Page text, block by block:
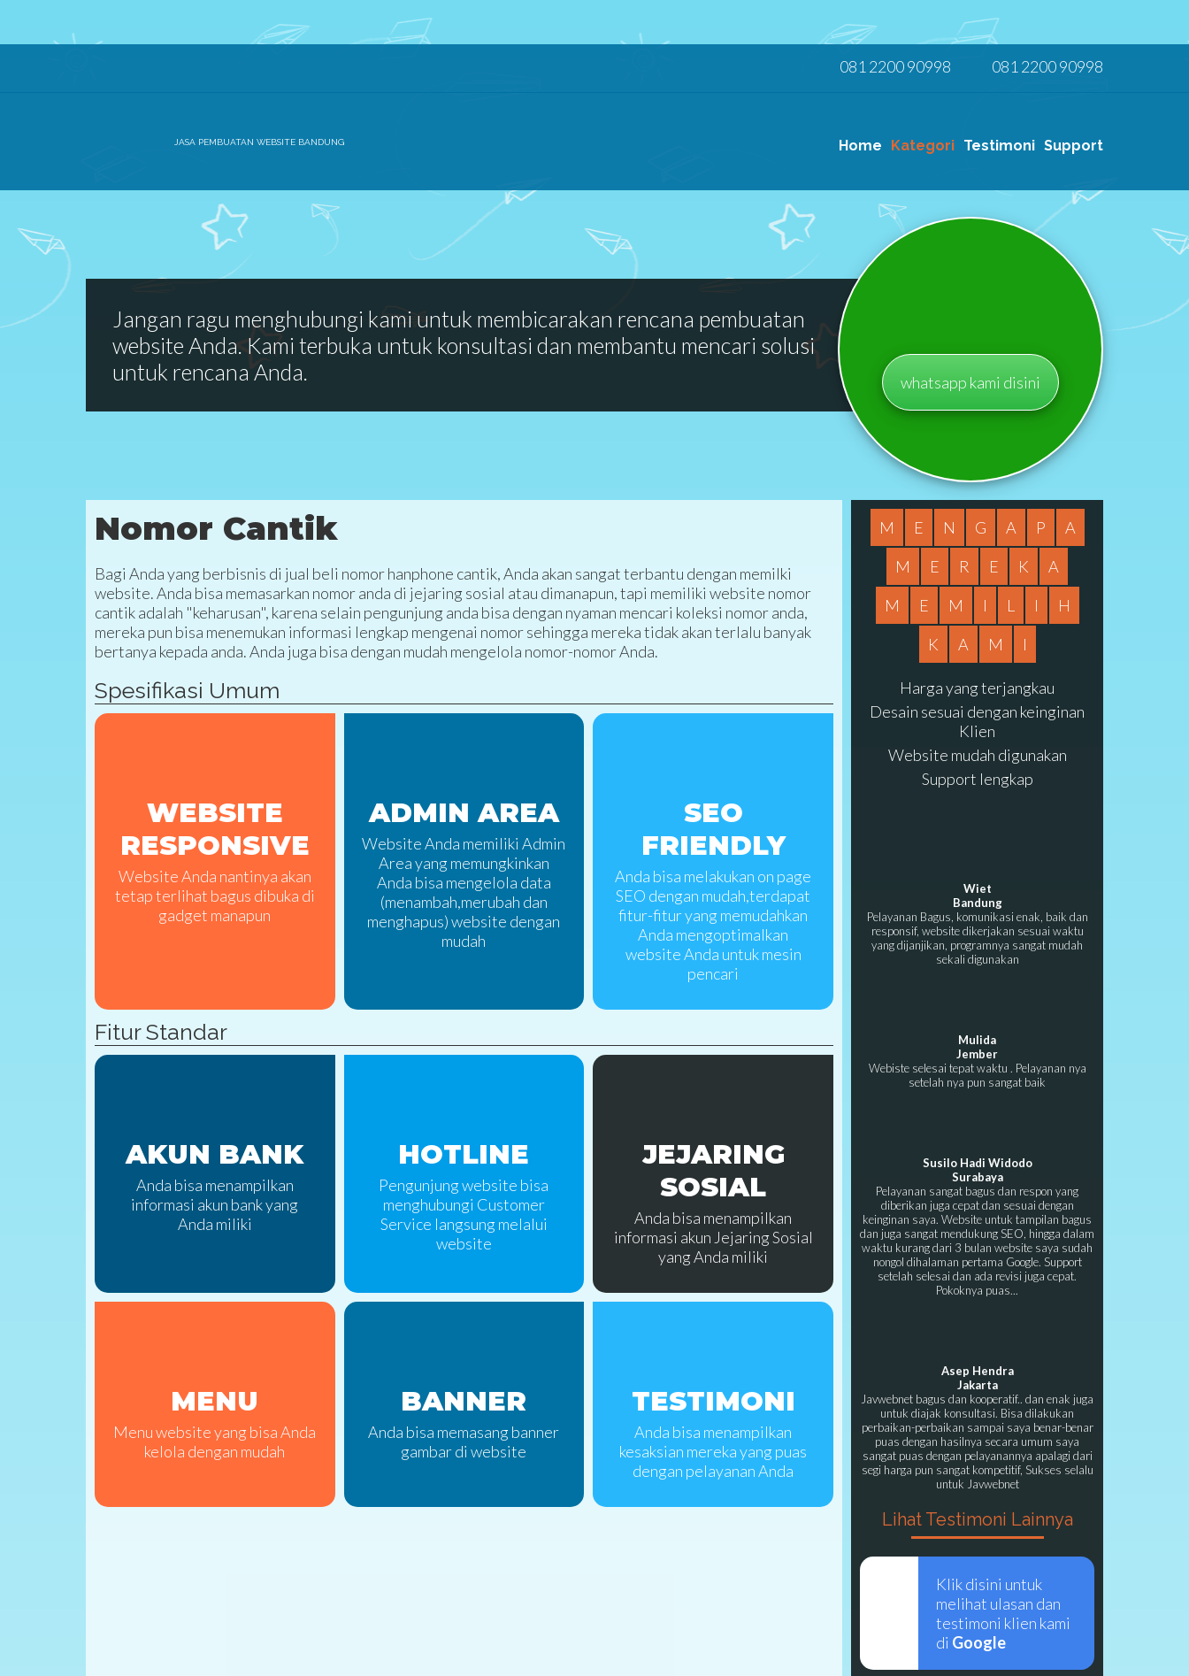
081 2200 90998 081 2200 90998
JASA PEMBUATAN WEBSITE BANDUNG Home Kategori Testimoni Support
Jangan ragu menghubungi kami untuk membicarakan rencana pembuatan
website Anda. Kami terbuka untuk konsultasi dan membantu mencari solusi
untuk rencana Anda.
whatsapp kami disini
Nomor Cantik
Bagi Anda yang berbisnis di jual beli nomor hanphone cantik, Anda akan sangat terbantu dengan memilki
website. Anda bisa memasarkan nomor anda di jejaring sosial atau dimanapun, tapi memiliki website nomor
cantik adalah "keharusan", karena selain pengunjung anda bisa dengan nyaman mencari koleksi nomor anda,
mereka pun bisa menemukan informasi lengkap mengenai nomor sehingga mereka tidak akan terlalu banyak
bertanya kepada anda. Anda juga bisa dengan mudah mengelola nomor-nomor Anda.
Spesifikasi Umum
WEBSITE
RESPONSIVE
Website Anda nantinya akan
tetap terlihat bagus dibuka di
gadget manapun
ADMIN AREA
Website Anda memiliki Admin
Area yang memungkinkan
Anda bisa mengelola data
(menambah,merubah dan
menghapus) website dengan
mudah
SEO
FRIENDLY
Anda bisa melakukan on page
SEO dengan mudah,terdapat
fitur-fitur yang memudahkan
Anda mengoptimalkan
website Anda untuk mesin
pencari
Fitur Standar
AKUN BANK
Anda bisa menampilkan
informasi akun bank yang
Anda miliki
HOTLINE
Pengunjung website bisa
menghubungi Customer
Service langsung melalui
website
JEJARING
SOSIAL
Anda bisa menampilkan
informasi akun Jejaring Sosial
yang Anda miliki
MENU
Menu website yang bisa Anda
kelola dengan mudah
BANNER
Anda bisa memasang banner
gambar di website
TESTIMONI
Anda bisa menampilkan
kesaksian mereka yang puas
dengan pelayanan Anda
M E N G A P
A
M
E R E K
A
M
E M I L I
H
K
A M I
Harga yang terjangkau
Desain sesuai dengan keinginan
Klien
Website mudah digunakan
Support lengkap
Wiet
Bandung
Pelayanan Bagus, komunikasi enak, baik dan
responsif, website dikerjakan sesuai waktu
yang dijanjikan, programnya sangat mudah
sekali digunakan
Mulida
Jember
Webiste selesai tepat waktu . Pelayanan nya
setelah nya pun sangat baik
Susilo Hadi Widodo
Surabaya
Pelayanan sangat bagus dan respon yang
diberikan juga cepat dan sesuai dengan
keinginan saya. Website untuk tampilan bagus
dan juga sangat mendukung SEO, hingga dalam
waktu kurang dari 3 bulan website saya sudah
nongol dihalaman pertama Google. Support
setelah selesai dan ada revisi juga cepat.
Pokoknya puas...
Asep Hendra
Jakarta
Javwebnet bagus dan kooperatif.. dan enak juga
untuk diajak konsultasi. Bisa dilakukan
perbaikan-perbaikan sampai saya benar-benar
puas dengan hasilnya secara umum saya
sangat puas dengan pelayanannya apalagi dari
segi harga pun sangat kompetitif, Sukses selalu
untuk Javwebnet
Lihat Testimoni Lainnya
Klik disini untuk
melihat ulasan dan
testimoni klien kami
di Google